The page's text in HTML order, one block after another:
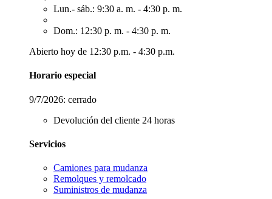
Lun.- sáb.: 9:30 a. m. - 4:30 p. m.
Dom.: 12:30 p. m. - 4:30 p. m.
Abierto hoy de 12:30 p.m. - 4:30 p.m.
Horario especial
9/7/2026: cerrado
Devolución del cliente 24 horas
Servicios
Camiones para mudanza
Remolques y remolcado
Suministros de mudanza